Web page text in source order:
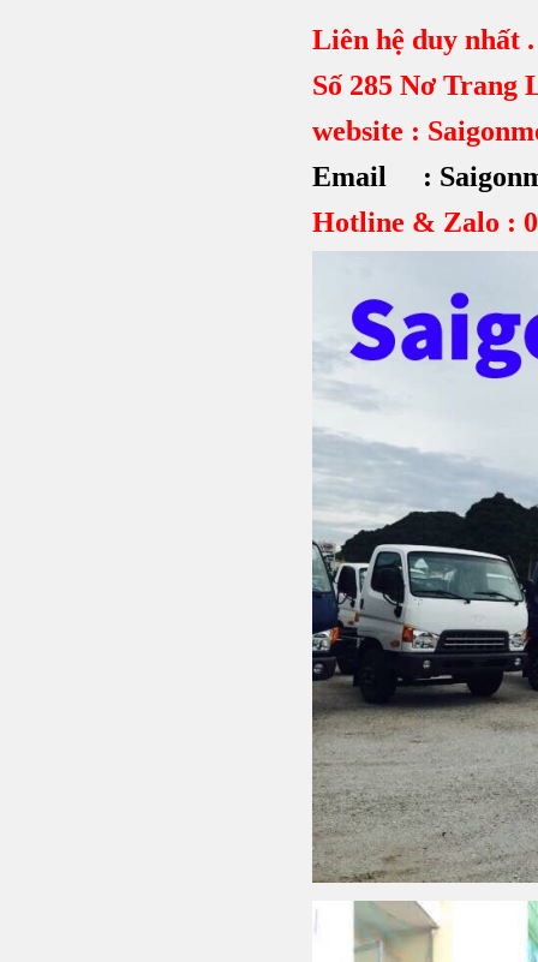
Liên hệ duy nhất .
Số 285 Nơ Trang
website :
Email :
Hotline & Zalo :